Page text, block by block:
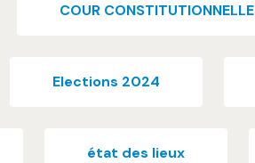
COUR CONSTITUTIONNELLE
Elections 2024
état des lieux